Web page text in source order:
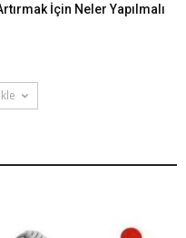
İçin Neler Yapılmalı